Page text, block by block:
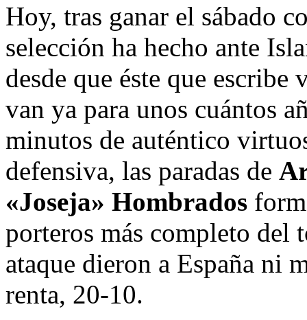
Hoy, tras ganar el sábado
selección ha hecho ante
desde que éste que
van ya para unos cuántos
minutos de auténtico
defensiva, las paradas de
«Joseja» Hombrados
porteros más completo del
ataque dieron a España ni
renta, 20-10.